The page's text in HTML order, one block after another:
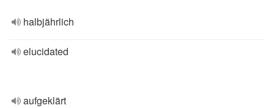
halbjährlich
elucidated
aufgeklärt